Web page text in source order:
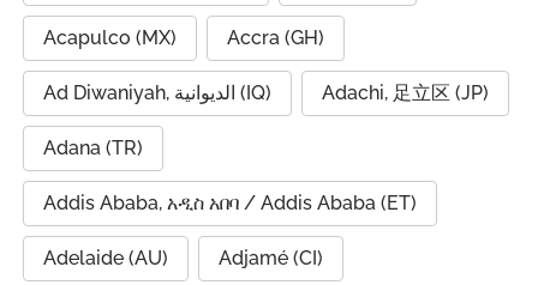
Acapulco (MX) Accra (GH)
Ad Diwaniyah, الديوانية (IQ) Adachi, 足立区 (JP)
Adana (TR)
Addis Ababa, አዲስ አበባ / Addis Ababa (ET)
Adelaide (AU) Adjamé (CI)